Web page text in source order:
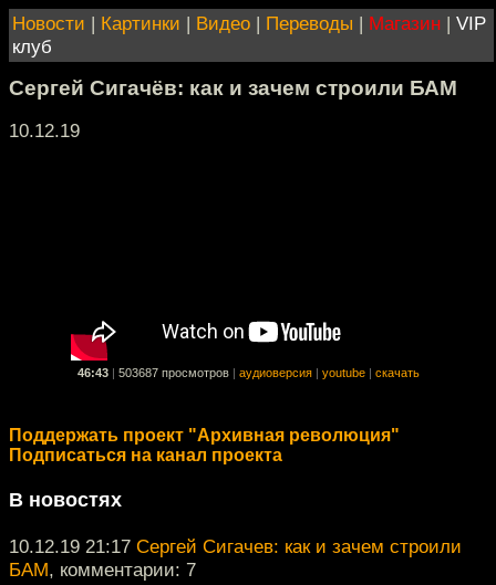
Новости | Картинки | Видео | Переводы | Магазин | VIP
клуб
Сергей Сигачёв: как и зачем строили БАМ
10.12.19
46:43 503687 просмотров аудиоверсия youtube скачать
Поддержать проект "Архивная революция"
Подписаться на канал проекта
В новостях
10.12.19 21:17 Сергей Сигачев: как и зачем строили
БАМ, комментарии: 7